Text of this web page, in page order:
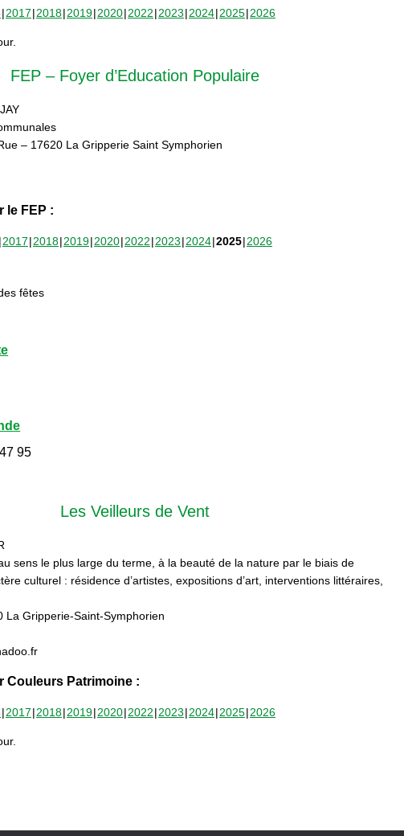
2017 2018 2019 2020 2022 2023 2024 2025 2026
FEP – Foyer d’Education Populaire
– 17620 La Gripperie Saint Symphorien
le FEP :
2017 2018 2019 2020 2022 2023 2024 2025 2026
fêtes
95
Les Veilleurs de Vent
sens le plus large du terme, à la beauté de la nature par le biais de
culturel : résidence d’artistes, expositions d’art, interventions littéraires,
La Gripperie-Saint-Symphorien
Couleurs Patrimoine :
2017 2018 2019 2020 2022 2023 2024 2025 2026